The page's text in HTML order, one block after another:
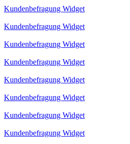
Kundenbefragung Widget
Kundenbefragung Widget
Kundenbefragung Widget
Kundenbefragung Widget
Kundenbefragung Widget
Kundenbefragung Widget
Kundenbefragung Widget
Kundenbefragung Widget